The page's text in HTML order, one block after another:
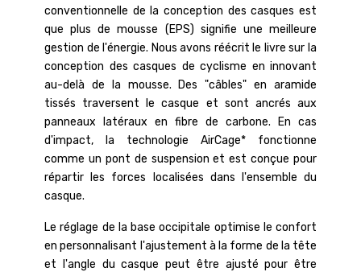
conventionnelle de la conception des casques est
que plus de mousse (EPS) signifie une meilleure
gestion de l'énergie. Nous avons réécrit le livre sur la
conception des casques de cyclisme en innovant
au-delà de la mousse. Des "câbles" en aramide
tissés traversent le casque et sont ancrés aux
panneaux latéraux en fibre de carbone. En cas
d'impact, la technologie AirCage* fonctionne
comme un pont de suspension et est conçue pour
répartir les forces localisées dans l'ensemble du
casque.
Le réglage de la base occipitale optimise le confort
en personnalisant l'ajustement à la forme de la tête
et l'angle du casque peut être ajusté pour être